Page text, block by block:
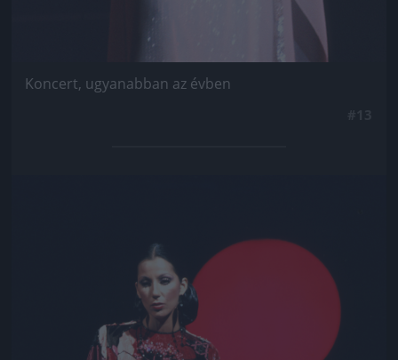
Koncert, ugyanabban az évben